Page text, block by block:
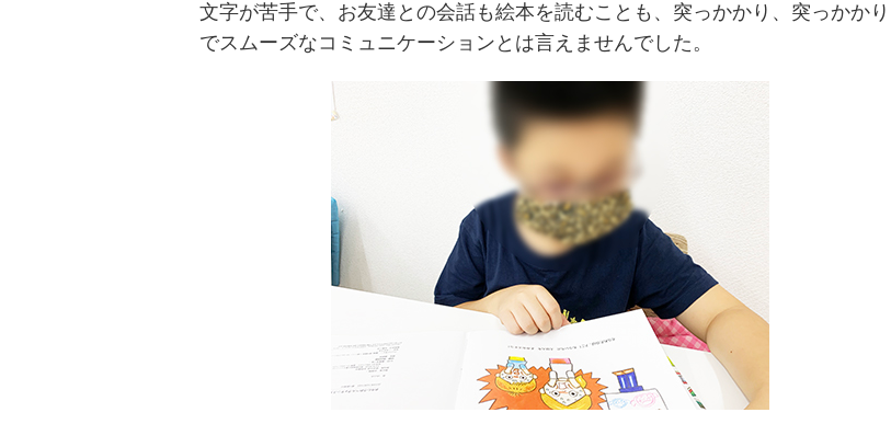
文字が苦手で、お友達との会話も絵本を読むことも、突っかかり、突っかかり
でスムーズなコミュニケーションとは言えませんでした。